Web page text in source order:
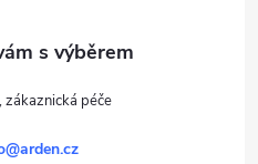
@arden.cz